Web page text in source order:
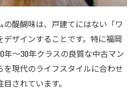
えた「可変性」のある計画
でどこまでできる？実例とコス
リフォームで暮らしが快適に
最大にする「取捨選択」のコ
の醍醐味は、戸建てにはない「ワ
デザインすることです。特に福岡
年〜30年クラスの良質な中古マン
を現代のライフスタイルに合わせ
されています。